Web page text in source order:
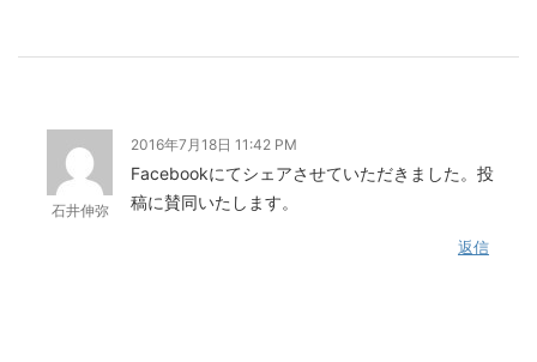
石井伸弥
2016年7月18日 11:42 PM
Facebookにてシェアさせていただきました。投
稿に賛同いたします。
返信